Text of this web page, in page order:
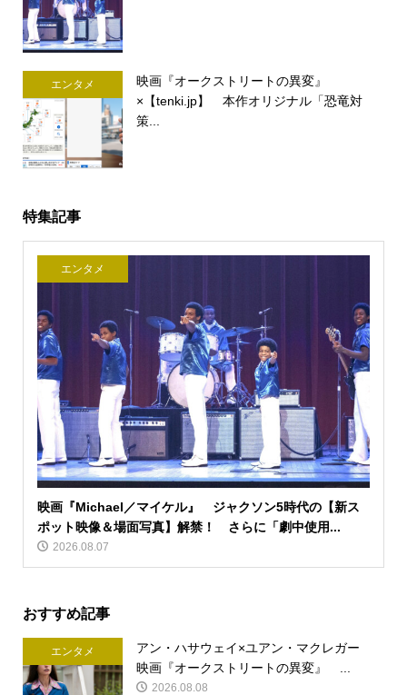
エンタメ
映画『オークストリートの異変』
×【tenki.jp】 本作オリジナル「恐竜対
策...
特集記事
エンタメ
映画『Michael／マイケル』 ジャクソン5時代の【新ス
ポット映像＆場面写真】解禁！ さらに「劇中使用...
2026.08.07
おすすめ記事
エンタメ
アン・ハサウェイ×ユアン・マクレガー
映画『オークストリートの異変』 ...
2026.08.08